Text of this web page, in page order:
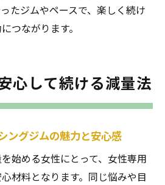
たジムやペースで、楽しく続け
つながります。
心して続ける減量法
ングジムの魅力と安心感
始める女性にとって、女性専用
材料となります。同じ悩みや目